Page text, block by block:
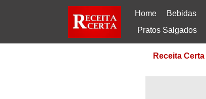
Home Bebidas
Pratos Salgados
Receita Certa